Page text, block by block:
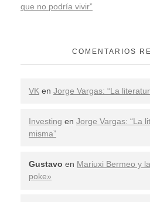
que no podría vivir”
COMENTARIOS
VK en Jorge Vargas: “La
Investing en Jorge Vargas: “La
misma”
Gustavo en Mariuxi Bermeo y
poke»